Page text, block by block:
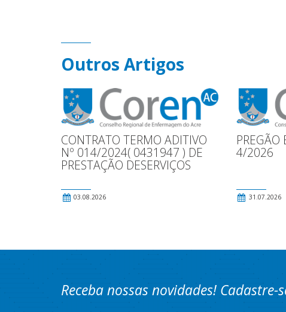
Outros Artigos
CONTRATO TERMO ADITIVO
Nº 014/2024( 0431947 ) DE
PRESTAÇÃO DESERVIÇOS
03.08.2026
PREGÃO
4/2026
31.07.2026
Receba nossas novidades! Cadastre-